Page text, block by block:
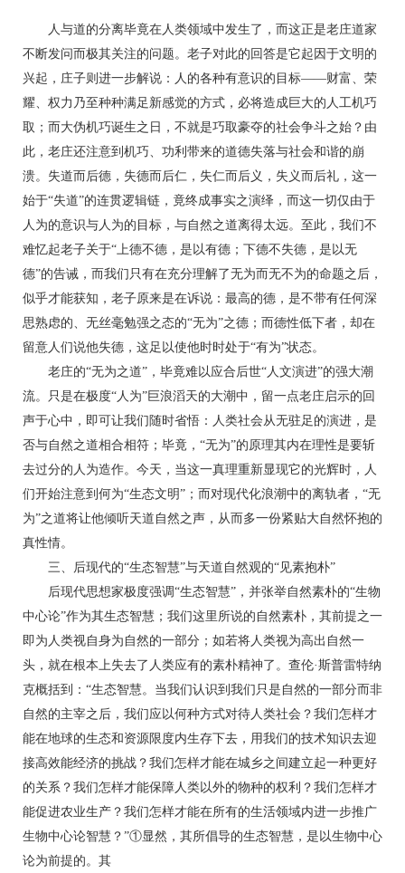
人与道的分离毕竟在人类领域中发生了，而这正是老庄道家
不断发问而极其关注的问题。老子对此的回答是它起因于文明的
兴起，庄子则进一步解说：人的各种有意识的目标——财富、荣
耀、权力乃至种种满足新感觉的方式，必将造成巨大的人工机巧
取；而大伪机巧诞生之日，不就是巧取豪夺的社会争斗之始？由
此，老庄还注意到机巧、功利带来的道德失落与社会和谐的崩
溃。失道而后德，失德而后仁，失仁而后义，失义而后礼，这一
始于“失道”的连贯逻辑链，竟终成事实之演绎，而这一切仅由于
人为的意识与人为的目标，与自然之道离得太远。至此，我们不
难忆起老子关于“上德不德，是以有德；下德不失德，是以无
德”的告诫，而我们只有在充分理解了无为而无不为的命题之后，
似乎才能获知，老子原来是在诉说：最高的德，是不带有任何深
思熟虑的、无丝毫勉强之态的“无为”之德；而德性低下者，却在
留意人们说他失德，这足以使他时时处于“有为”状态。
老庄的“无为之道”，毕竟难以应合后世“人文演进”的强大潮
流。只是在极度“人为”巨浪滔天的大潮中，留一点老庄启示的回
声于心中，即可让我们随时省悟：人类社会从无驻足的演进，是
否与自然之道相合相符；毕竟，“无为”的原理其内在理性是要斩
去过分的人为造作。今天，当这一真理重新显现它的光辉时，人
们开始注意到何为“生态文明”；而对现代化浪潮中的离轨者，“无
为”之道将让他倾听天道自然之声，从而多一份紧贴大自然怀抱的
真性情。
三、后现代的“生态智慧”与天道自然观的“见素抱朴”
后现代思想家极度强调“生态智慧”，并张举自然素朴的“生物
中心论”作为其生态智慧；我们这里所说的自然素朴，其前提之一
即为人类视自身为自然的一部分；如若将人类视为高出自然一
头，就在根本上失去了人类应有的素朴精神了。查伦·斯普雷特纳
克概括到：“生态智慧。当我们认识到我们只是自然的一部分而非
自然的主宰之后，我们应以何种方式对待人类社会？我们怎样才
能在地球的生态和资源限度内生存下去，用我们的技术知识去迎
接高效能经济的挑战？我们怎样才能在城乡之间建立起一种更好
的关系？我们怎样才能保障人类以外的物种的权利？我们怎样才
能促进农业生产？我们怎样才能在所有的生活领域内进一步推广
生物中心论智慧？”①显然，其所倡导的生态智慧，是以生物中心
论为前提的。其